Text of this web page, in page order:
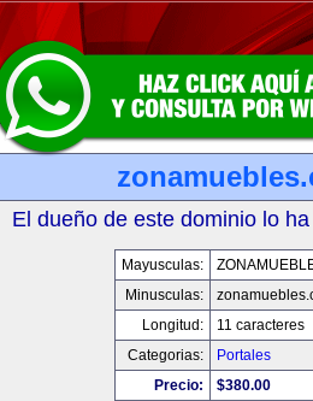
El dueño de este dominio lo
Mayusculas:
Minusculas:
Longitud:
11 caracteres
Categorias:
Portales
Precio:
$380.00